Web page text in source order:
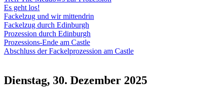
Es geht los!
Fackelzug und wir mittendrin
Fackelzug durch Edinburgh
Prozession durch Edinburgh
Prozessions-Ende am Castle
Abschluss der Fackelprozession am Castle
Dienstag, 30. Dezember 2025